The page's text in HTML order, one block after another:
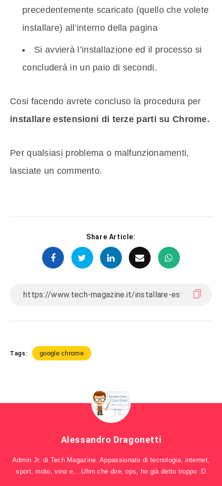
precedentemente scaricato (quello che volete
installare) all’interno della pagina
Si avvierà l’installazione ed il processo si
concluderà in un paio di secondi.
Cosi facendo avrete concluso la procedura per
installare estensioni di terze parti su Chrome.
Per qualsiasi problema o malfunzionamenti,
lasciate un commento.
Share Article:
Tags: google chrome
Alessandro Dragonetti
Admin Jr. di Tech Magazine. Appassionato di tecnologia, internet,
sport, moto, vino e....Uhm che dire, ops, ho già detto troppo :D